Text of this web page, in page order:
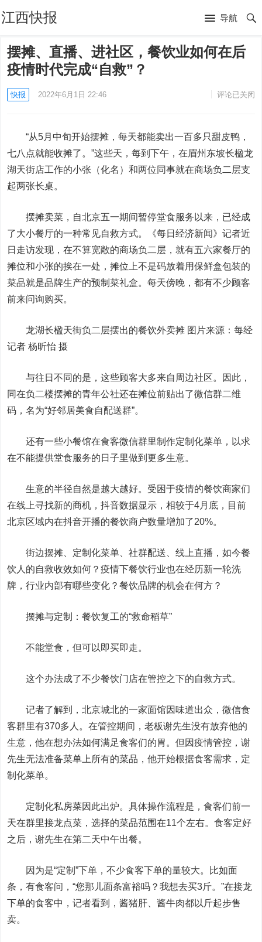
江西快报 导航
摆摊、直播、进社区，餐饮业如何在后
疫情时代完成“自救”？
快报 2022年6月1日 22:46 评论已关闭
“从5月中旬开始摆摊，每天都能卖出一百多只甜皮鸭，
七八点就能收摊了。”这些天，每到下午，在眉州东坡长楹龙
湖天街店工作的小张（化名）和两位同事就在商场负二层支
起两张长桌。
摆摊卖菜，自北京五一期间暂停堂食服务以来，已经成
了大小餐厅的一种常见自救方式。《每日经济新闻》记者近
日走访发现，在不算宽敞的商场负二层，就有五六家餐厅的
摊位和小张的挨在一处，摊位上不是码放着用保鲜盒包装的
菜品就是品牌生产的预制菜礼盒。每天傍晚，都有不少顾客
前来问询购买。
龙湖长楹天街负二层摆出的餐饮外卖摊 图片来源：每经
记者 杨昕怡 摄
与往日不同的是，这些顾客大多来自周边社区。因此，
同在负二楼摆摊的青年公社还在摊位前贴出了微信群二维
码，名为“好邻居美食自配送群”。
还有一些小餐馆在食客微信群里制作定制化菜单，以求
在不能提供堂食服务的日子里做到更多生意。
生意的半径自然是越大越好。受困于疫情的餐饮商家们
在线上寻找新的商机，抖音数据显示，相较于4月底，目前
北京区域内在抖音开播的餐饮商户数量增加了20%。
街边摆摊、定制化菜单、社群配送、线上直播，如今餐
饮人的自救收效如何？疫情下餐饮行业也在经历新一轮洗
牌，行业内部有哪些变化？餐饮品牌的机会在何方？
摆摊与定制：餐饮复工的“救命稻草”
不能堂食，但可以即买即走。
这个办法成了不少餐饮门店在管控之下的自救方式。
记者了解到，北京城北的一家面馆因味道出众，微信食
客群里有370多人。在管控期间，老板谢先生没有放弃他的
生意，他在想办法如何满足食客们的胃。但因疫情管控，谢
先生无法准备菜单上所有的菜品，他开始根据食客需求，定
制化菜单。
定制化私房菜因此出炉。具体操作流程是，食客们前一
天在群里接龙点菜，选择的菜品范围在11个左右。食客定好
之后，谢先生在第二天中午出餐。
因为是“定制”下单，不少食客下单的量较大。比如面
条，有食客问，“您那儿面条富裕吗？我想去买3斤。”在接龙
下单的食客中，记者看到，酱猪肝、酱牛肉都以斤起步售
卖。